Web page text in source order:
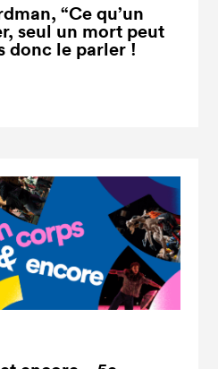
“Ce qu’un
seul un mort peut
donc le parler !